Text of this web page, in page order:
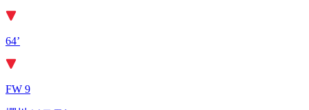
64’
FW 9